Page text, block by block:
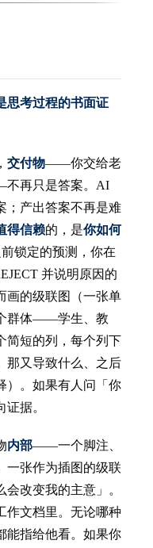
思考过程的书面证
交付物——你交给老
再只是答案。AI
；产出答案不再是难
得信赖的，是你如何
前锁定的预测，你在
并说明原因的
画的级联图（一张单
群体——学生、教
短的列，每个列下
那又导致什么、之后
）。如果有人问「你
据。
内部——一个脚注、
一张作为插图的级联
改变我的主意」。
作文档里。无论哪种
能指给他看。如果你